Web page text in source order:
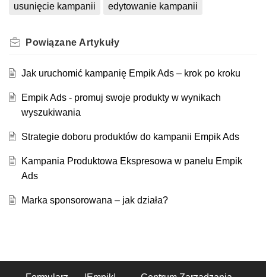
usunięcie kampanii
edytowanie kampanii
Powiązane Artykuły
Jak uruchomić kampanię Empik Ads – krok po kroku
Empik Ads - promuj swoje produkty w wynikach
wyszukiwania
Strategie doboru produktów do kampanii Empik Ads
Kampania Produktowa Ekspresowa w panelu Empik
Ads
Marka sponsorowana – jak działa?